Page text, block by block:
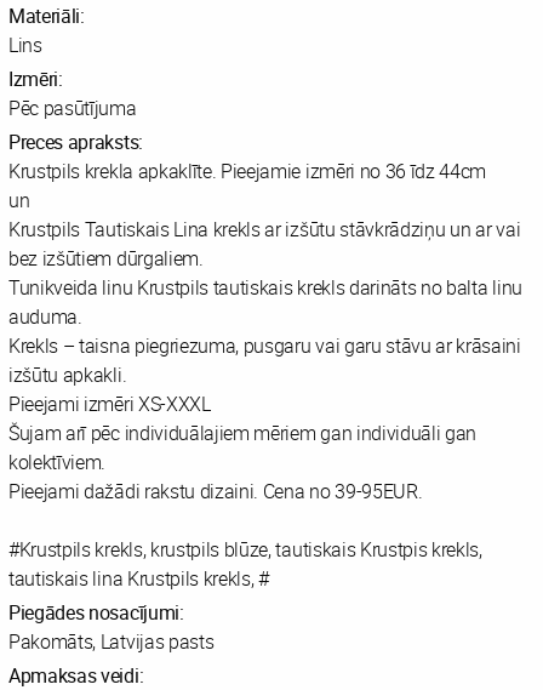
Materiāli:
Lins
Izmēri:
Pēc pasūtījuma
Preces apraksts:
Krustpils krekla apkaklīte. Pieejamie izmēri no 36 īdz 44cm
un
Krustpils Tautiskais Lina krekls ar izšūtu stāvkrādziņu un ar vai
bez izšūtiem dūrgaliem.
Tunikveida linu Krustpils tautiskais krekls darināts no balta linu
auduma.
Krekls – taisna piegriezuma, pusgaru vai garu stāvu ar krāsaini
izšūtu apkakli.
Pieejami izmēri XS-XXXL
Šujam arī pēc individuālajiem mēriem gan individuāli gan
kolektīviem.
Pieejami dažādi rakstu dizaini. Cena no 39-95EUR.
#Krustpils krekls, krustpils blūze, tautiskais Krustpis krekls,
tautiskais lina Krustpils krekls, #
Piegādes nosacījumi:
Pakomāts, Latvijas pasts
Apmaksas veidi: